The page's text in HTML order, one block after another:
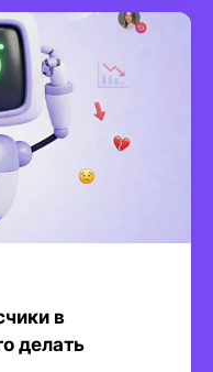
в
делать